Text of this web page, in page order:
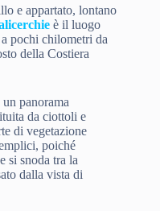
e appartato, lontano
è il luogo
pochi chilometri da
della Costiera
panorama
da ciottoli e
di vegetazione
poiché
si snoda tra la
dalla vista di